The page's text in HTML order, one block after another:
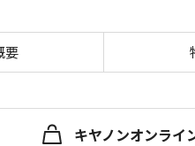
要
キヤノンオンライ